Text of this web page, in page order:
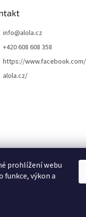
prohlížení webu
funkce, výkon a
info@alola.cz
+420 608 608 358
https://www.facebook.com/
alola.cz/